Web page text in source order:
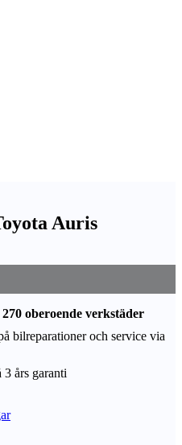
Auris
270 oberoende verkstäder
bilreparationer och service via
3 års garanti